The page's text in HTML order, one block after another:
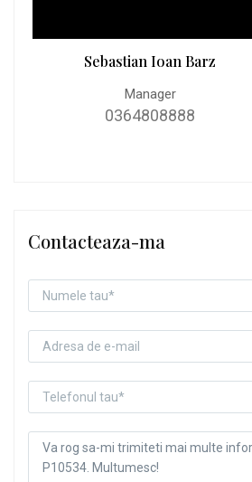
Sebastian Ioan Barz
Manager
0364808888
Contacteaza-ma